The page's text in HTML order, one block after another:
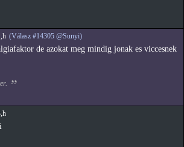
(Válasz #14305 @Sunyi)
de azokat meg mindig jonak es viccesnek